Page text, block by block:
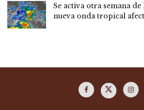
Se activa otra semana
nueva onda tropical